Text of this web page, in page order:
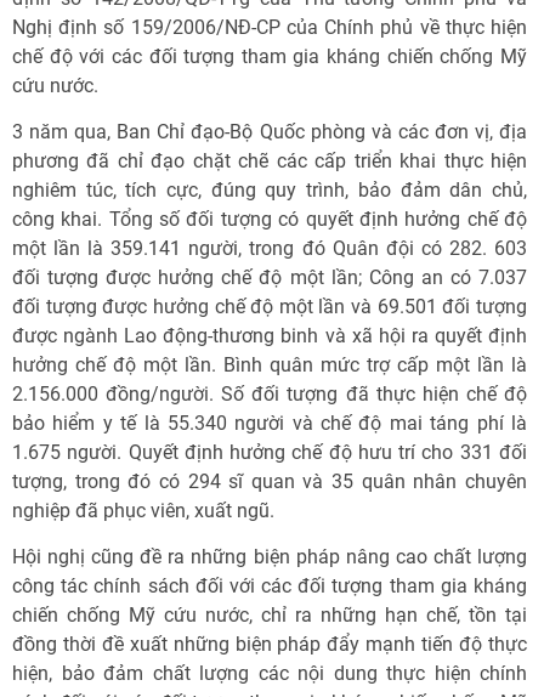
Nghị định số 159/2006/NĐ-CP của Chính phủ về thực hiện
chế độ với các đối tượng tham gia kháng chiến chống Mỹ
cứu nước.
3 năm qua, Ban Chỉ đạo-Bộ Quốc phòng và các đơn vị, địa
phương đã chỉ đạo chặt chẽ các cấp triển khai thực hiện
nghiêm túc, tích cực, đúng quy trình, bảo đảm dân chủ,
công khai. Tổng số đối tượng có quyết định hưởng chế độ
một lần là 359.141 người, trong đó Quân đội có 282. 603
đối tượng được hưởng chế độ một lần; Công an có 7.037
đối tượng được hưởng chế độ một lần và 69.501 đối tượng
được ngành Lao động-thương binh và xã hội ra quyết định
hưởng chế độ một lần. Bình quân mức trợ cấp một lần là
2.156.000 đồng/người. Số đối tượng đã thực hiện chế độ
bảo hiểm y tế là 55.340 người và chế độ mai táng phí là
1.675 người. Quyết định hưởng chế độ hưu trí cho 331 đối
tượng, trong đó có 294 sĩ quan và 35 quân nhân chuyên
nghiệp đã phục viên, xuất ngũ.
Hội nghị cũng đề ra những biện pháp nâng cao chất lượng
công tác chính sách đối với các đối tượng tham gia kháng
chiến chống Mỹ cứu nước, chỉ ra những hạn chế, tồn tại
đồng thời đề xuất những biện pháp đẩy mạnh tiến độ thực
hiện, bảo đảm chất lượng các nội dung thực hiện chính